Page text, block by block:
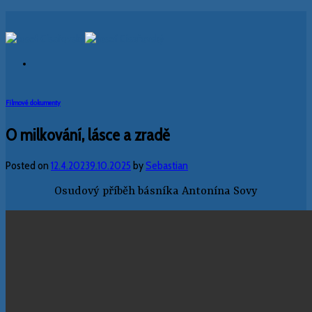
to
content
Filmové dokumenty
O milkování, lásce a zradě
Posted on 12.4.20239.10.2025 by Sebastian
Osudový příběh básníka Antonína Sovy